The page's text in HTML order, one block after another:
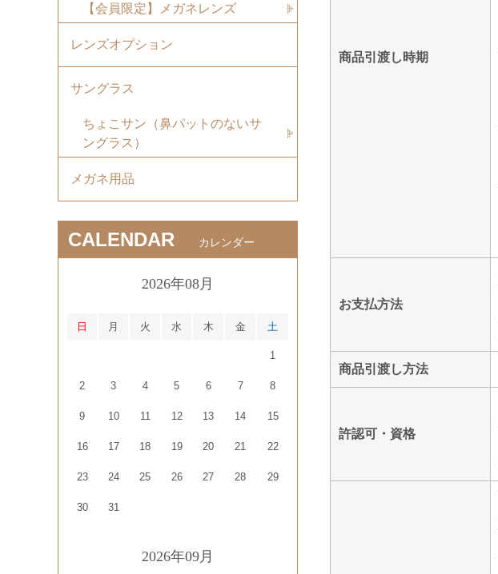
商品引渡し時期
お支払方法
商品引渡し方法
許認可・資格
【会員限定】メガネレンズ
レンズオプション
サングラス
ちょこサン（鼻パットのないサ
ングラス）
メガネ用品
CALENDAR カレンダー
2026年08月
日 月 火 水 木 金 土
1
2 3 4 5 6 7 8
9 10 11 12 13 14 15
16 17 18 19 20 21 22
23 24 25 26 27 28 29
30 31
2026年09月